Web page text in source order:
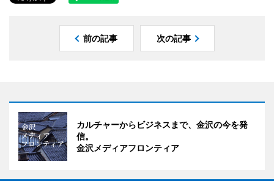
前の記事 次の記事
カルチャーからビジネスまで、金沢の今を発
信。
金沢メディアフロンティア